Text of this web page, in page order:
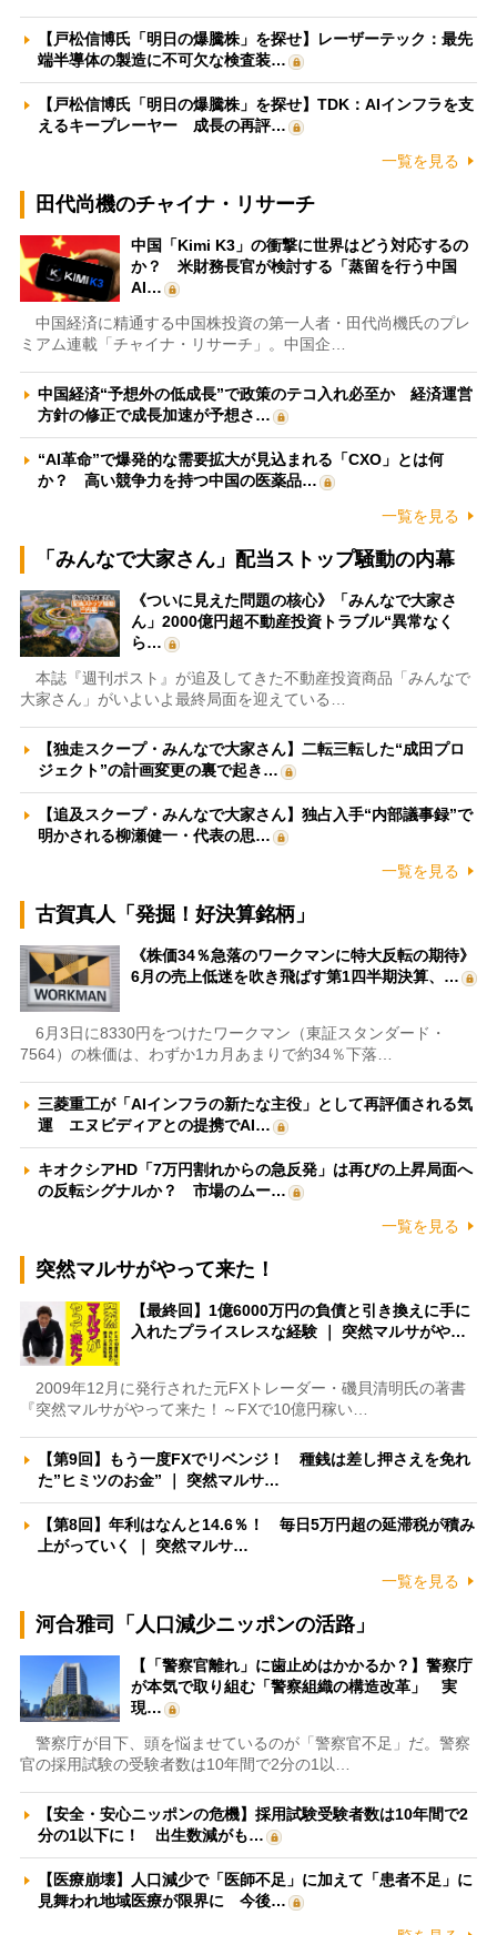
【戸松信博氏「明日の爆騰株」を探せ】レーザーテック：最先
端半導体の製造に不可欠な検査装…
【戸松信博氏「明日の爆騰株」を探せ】TDK：AIインフラを支
えるキープレーヤー 成長の再評…
一覧を見る
田代尚機のチャイナ・リサーチ
中国「Kimi K3」の衝撃に世界はどう対応するの
か？ 米財務長官が検討する「蒸留を行う中国
AI…
中国経済に精通する中国株投資の第一人者・田代尚機氏のプレ
ミアム連載「チャイナ・リサーチ」。中国企…
中国経済“予想外の低成長”で政策のテコ入れ必至か 経済運営
方針の修正で成長加速が予想さ…
“AI革命”で爆発的な需要拡大が見込まれる「CXO」とは何
か？ 高い競争力を持つ中国の医薬品…
一覧を見る
「みんなで大家さん」配当ストップ騒動の内幕
《ついに見えた問題の核心》「みんなで大家さ
ん」2000億円超不動産投資トラブル“異常なく
ら…
本誌『週刊ポスト』が追及してきた不動産投資商品「みんなで
大家さん」がいよいよ最終局面を迎えている…
【独走スクープ・みんなで大家さん】二転三転した“成田プロ
ジェクト”の計画変更の裏で起き…
【追及スクープ・みんなで大家さん】独占入手“内部議事録”で
明かされる柳瀬健一・代表の思…
一覧を見る
古賀真人「発掘！好決算銘柄」
《株価34％急落のワークマンに特大反転の期待》
6月の売上低迷を吹き飛ばす第1四半期決算、…
6月3日に8330円をつけたワークマン（東証スタンダード・
7564）の株価は、わずか1カ月あまりで約34％下落…
三菱重工が「AIインフラの新たな主役」として再評価される気
運 エヌビディアとの提携でAI…
キオクシアHD「7万円割れからの急反発」は再びの上昇局面へ
の反転シグナルか？ 市場のムー…
一覧を見る
突然マルサがやって来た！
【最終回】1億6000万円の負債と引き換えに手に
入れたプライスレスな経験 ｜ 突然マルサがや…
2009年12月に発行された元FXトレーダー・磯貝清明氏の著書
『突然マルサがやって来た！～FXで10億円稼い…
【第9回】もう一度FXでリベンジ！ 種銭は差し押さえを免れ
た”ヒミツのお金” ｜ 突然マルサ…
【第8回】年利はなんと14.6％！ 毎日5万円超の延滞税が積み
上がっていく ｜ 突然マルサ…
一覧を見る
河合雅司「人口減少ニッポンの活路」
【「警察官離れ」に歯止めはかかるか？】警察庁
が本気で取り組む「警察組織の構造改革」 実
現…
警察庁が目下、頭を悩ませているのが「警察官不足」だ。警察
官の採用試験の受験者数は10年間で2分の1以…
【安全・安心ニッポンの危機】採用試験受験者数は10年間で2
分の1以下に！ 出生数減がも…
【医療崩壊】人口減少で「医師不足」に加えて「患者不足」に
見舞われ地域医療が限界に 今後…